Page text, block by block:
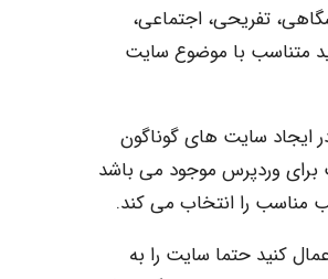
تفریحی، اجتماعی،
متناسب با موضوع سایت
ایجاد سایت های گوناگون
برای وردپرس موجود می باشد
مناسب را انتخاب می کند.
کنید حتما سایت را به